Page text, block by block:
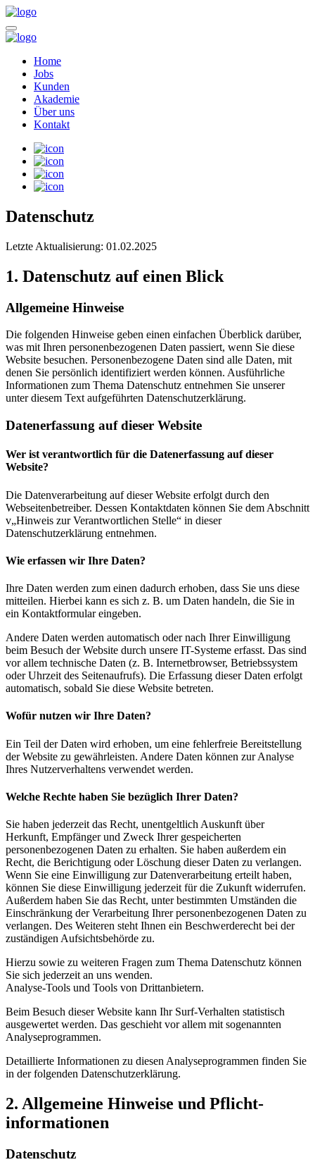
Home
Jobs
Kunden
Akademie
Über uns
Kontakt
Datenschutz
Letzte Aktualisierung: 01.02.2025
1. Datenschutz auf einen Blick
Allgemeine Hinweise
Die folgenden Hinweise geben einen einfachen Überblick darüber,
was mit Ihren personenbezogenen Daten passiert, wenn Sie diese
Website besuchen. Personenbezogene Daten sind alle Daten, mit
denen Sie persönlich identifiziert werden können. Ausführliche
Informationen zum Thema Datenschutz entnehmen Sie unserer
unter diesem Text aufgeführten Datenschutzerklärung.
Datenerfassung auf dieser Website
Wer ist verantwortlich für die Datenerfassung auf dieser
Website?
Die Datenverarbeitung auf dieser Website erfolgt durch den
Webseitenbetreiber. Dessen Kontaktdaten können Sie dem Abschnitt
v„Hinweis zur Verantwortlichen Stelle“ in dieser
Datenschutzerklärung entnehmen.
Wie erfassen wir Ihre Daten?
Ihre Daten werden zum einen dadurch erhoben, dass Sie uns diese
mitteilen. Hierbei kann es sich z. B. um Daten handeln, die Sie in
ein Kontaktformular eingeben.
Andere Daten werden automatisch oder nach Ihrer Einwilligung
beim Besuch der Website durch unsere IT-Systeme erfasst. Das sind
vor allem technische Daten (z. B. Internetbrowser, Betriebssystem
oder Uhrzeit des Seitenaufrufs). Die Erfassung dieser Daten erfolgt
automatisch, sobald Sie diese Website betreten.
Wofür nutzen wir Ihre Daten?
Ein Teil der Daten wird erhoben, um eine fehlerfreie Bereitstellung
der Website zu gewährleisten. Andere Daten können zur Analyse
Ihres Nutzerverhaltens verwendet werden.
Welche Rechte haben Sie bezüglich Ihrer Daten?
Sie haben jederzeit das Recht, unentgeltlich Auskunft über
Herkunft, Empfänger und Zweck Ihrer gespeicherten
personenbezogenen Daten zu erhalten. Sie haben außerdem ein
Recht, die Berichtigung oder Löschung dieser Daten zu verlangen.
Wenn Sie eine Einwilligung zur Datenverarbeitung erteilt haben,
können Sie diese Einwilligung jederzeit für die Zukunft widerrufen.
Außerdem haben Sie das Recht, unter bestimmten Umständen die
Einschränkung der Verarbeitung Ihrer personenbezogenen Daten zu
verlangen. Des Weiteren steht Ihnen ein Beschwerderecht bei der
zuständigen Aufsichtsbehörde zu.
Hierzu sowie zu weiteren Fragen zum Thema Datenschutz können
Sie sich jederzeit an uns wenden.
Analyse-Tools und Tools von Dritt­anbietern.
Beim Besuch dieser Website kann Ihr Surf-Verhalten statistisch
ausgewertet werden. Das geschieht vor allem mit sogenannten
Analyseprogrammen.
Detaillierte Informationen zu diesen Analyseprogrammen finden Sie
in der folgenden Datenschutzerklärung.
2. Allgemeine Hinweise und Pflicht­
informationen
Datenschutz